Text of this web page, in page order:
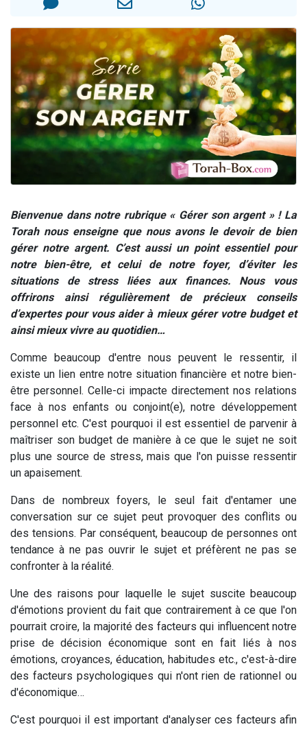
30 personnes viennent de faire un don pour Sauvez la jambe de Yohan
Il reste 49 places pour étudier en groupe sur Zoom
12 nouvelles musiques dans Torah-Box Music
29 personnes viennent de demander une bénédiction
Bienvenue dans notre rubrique « Gérer son argent » ! La
Torah nous enseigne que nous avons le devoir de bien
gérer notre argent. C’est aussi un point essentiel pour
notre bien-être, et celui de notre foyer, d’éviter les
situations de stress liées aux finances. Nous vous
offrirons ainsi régulièrement de précieux conseils
d’expertes pour vous aider à mieux gérer votre budget et
ainsi mieux vivre au quotidien…
Comme beaucoup d'entre nous peuvent le ressentir, il
existe un lien entre notre situation financière et notre bien-
être personnel. Celle-ci impacte directement nos relations
face à nos enfants ou conjoint(e), notre développement
personnel etc. C'est pourquoi il est essentiel de parvenir à
maîtriser son budget de manière à ce que le sujet ne soit
plus une source de stress, mais que l'on puisse ressentir
un apaisement.
Dans de nombreux foyers, le seul fait d'entamer une
conversation sur ce sujet peut provoquer des conflits ou
des tensions. Par conséquent, beaucoup de personnes ont
tendance à ne pas ouvrir le sujet et préfèrent ne pas se
confronter à la réalité.
Une des raisons pour laquelle le sujet suscite beaucoup
d'émotions provient du fait que contrairement à ce que l'on
pourrait croire, la majorité des facteurs qui influencent notre
prise de décision économique sont en fait liés à nos
émotions, croyances, éducation, habitudes etc., c'est-à-dire
des facteurs psychologiques qui n'ont rien de rationnel ou
d'économique…
C'est pourquoi il est important d'analyser ces facteurs afin